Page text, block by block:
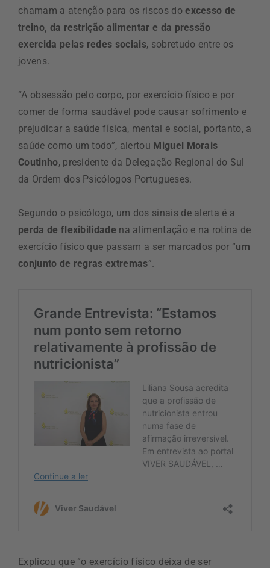
chamam a atenção para os riscos doexcesso de
treino, da restrição alimentar e da pressão
exercida pelas redes sociais, sobretudo entre os
jovens.
“A obsessão pelo corpo, por exercício físico e por
comer de forma saudável pode causar sofrimento e
prejudicar a saúde física, mental e social, portanto, a
saúde como um todo”, alertou Miguel Morais
Coutinho, presidente da Delegação Regional do Sul
da Ordem dos Psicólogos Portugueses.
Segundo o psicólogo, um dos sinais de alerta é a
perda de flexibilidade na alimentação e na rotina de
exercício físico que passam a ser marcados por “um
conjunto de regras extremas”.
Explicou que “o exercício físico deixa de ser